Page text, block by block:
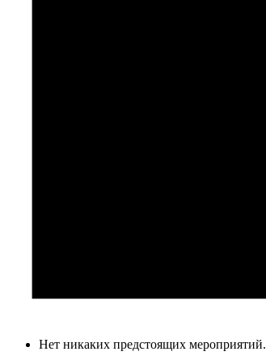
Нет никаких предстоящих мероприятий.